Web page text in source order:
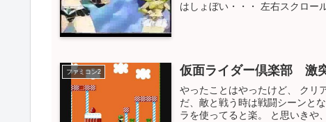
はしょぼい・・・ 左右スクロー
ファミコン2 仮面ライダー倶楽部 激
やったことはやったけど、 クリ
だ、敵と戦う時は戦闘シーンと
ラを使ってると楽。 と思いきや